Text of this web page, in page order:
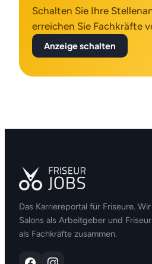
Schalten Sie Ihre
erreichen Sie Fachkräfte
Anzeige schalten
Das Karriereportal für Friseure.
Salons als Arbeitgeber und
als Fachkräfte zusammen.